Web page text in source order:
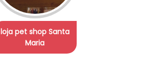
loja pet shop Santa
Maria